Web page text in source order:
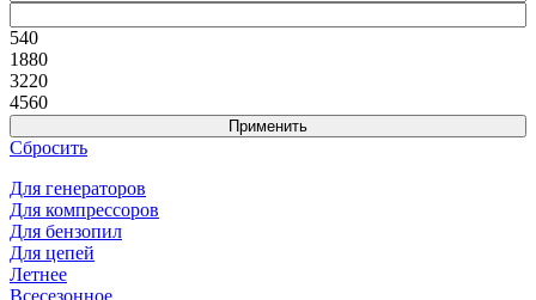
540
1880
3220
4560
Сбросить
Для генераторов
Для компрессоров
Для бензопил
Для цепей
Летнее
Всесезонное